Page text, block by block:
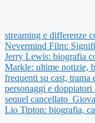
streaming e differenze
Nevermind Film:
Jerry Lewis: biografia
Markle: ultime notizie,
frequenti su cast, trama
personaggi e doppiatori
sequel cancellato
Lio Tipton: biografia,